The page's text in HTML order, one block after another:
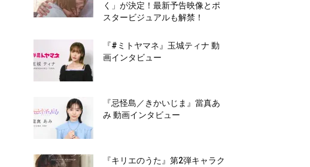
く」が決定！最新予告映像とポ
スタービジュアルも解禁！
『#ミトヤマネ』玉城ティナ 動
画インタビュー
『忌怪島／きかいじま』當真あ
み 動画インタビュー
『キリエのうた』第2弾キャラク